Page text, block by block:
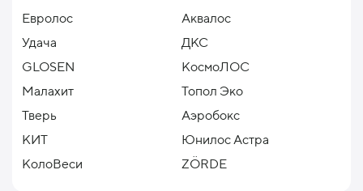
Евролос
Аквалос
Удача
ДКС
GLOSEN
КосмоЛОС
Малахит
Топол Эко
Тверь
Аэробокс
КИТ
Юнилос Астра
КолоВеси
ZÖRDE